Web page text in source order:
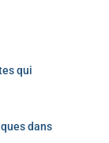
qui
dans